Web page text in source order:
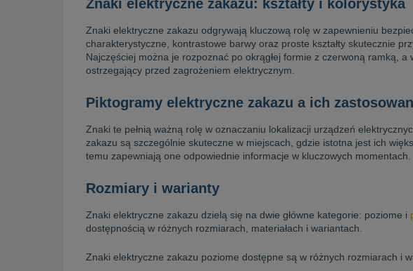
Znaki elektryczne zakazu: kształty i kolorystyka
Znaki elektryczne zakazu odgrywają kluczową rolę w zapewnieniu
charakterystyczne, kontrastowe barwy oraz proste kształty skutecznie
Najczęściej można je rozpoznać po okrągłej formie z czerwoną ramką,
ostrzegający przed zagrożeniem elektrycznym.
Piktogramy elektryczne zakazu a ich
Znaki te pełnią ważną rolę w oznaczaniu lokalizacji urządzeń
zakazu są szczególnie skuteczne w miejscach, gdzie istotna jest ich
temu zapewniają one odpowiednie informacje w kluczowych momentach.
Rozmiary i warianty
Znaki elektryczne zakazu dzielą się na dwie główne kategorie: poziome i
dostępnością w różnych rozmiarach, materiałach i wariantach.
Znaki elektryczne zakazu poziome dostępne są w różnych rozmiarach i